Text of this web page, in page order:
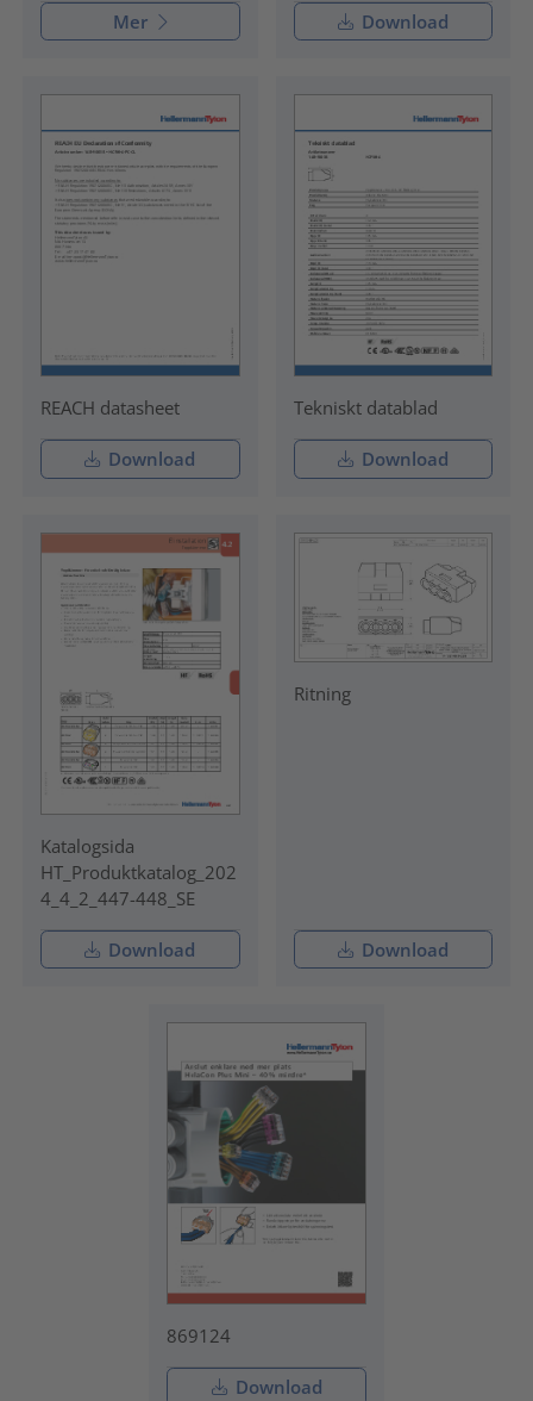
Mer Download
REACH datasheet
Download
Tekniskt datablad
Download
Katalogsida
HT_Produktkatalog_202
4_4_2_447-448_SE
Download
Ritning
Download
869124
Download